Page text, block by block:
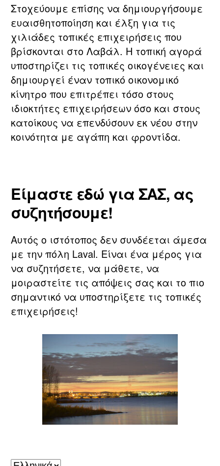
Στοχεύουμε επίσης να δημιουργήσουμε
ευαισθητοποίηση και έλξη για τις
χιλιάδες τοπικές επιχειρήσεις που
βρίσκονται στο Λαβάλ. Η τοπική αγορά
υποστηρίζει τις τοπικές οικογένειες και
δημιουργεί έναν τοπικό οικονομικό
κίνητρο που επιτρέπει τόσο στους
ιδιοκτήτες επιχειρήσεων όσο και στους
κατοίκους να επενδύσουν εκ νέου στην
κοινότητα με αγάπη και φροντίδα.
Είμαστε εδώ για ΣΑΣ, ας
συζητήσουμε!
Αυτός ο ιστότοπος δεν συνδέεται άμεσα
με την πόλη Laval. Είναι ένα μέρος για
να συζητήσετε, να μάθετε, να
μοιραστείτε τις απόψεις σας και το πιο
σημαντικό να υποστηρίξετε τις τοπικές
επιχειρήσεις!
Επιλέξτε